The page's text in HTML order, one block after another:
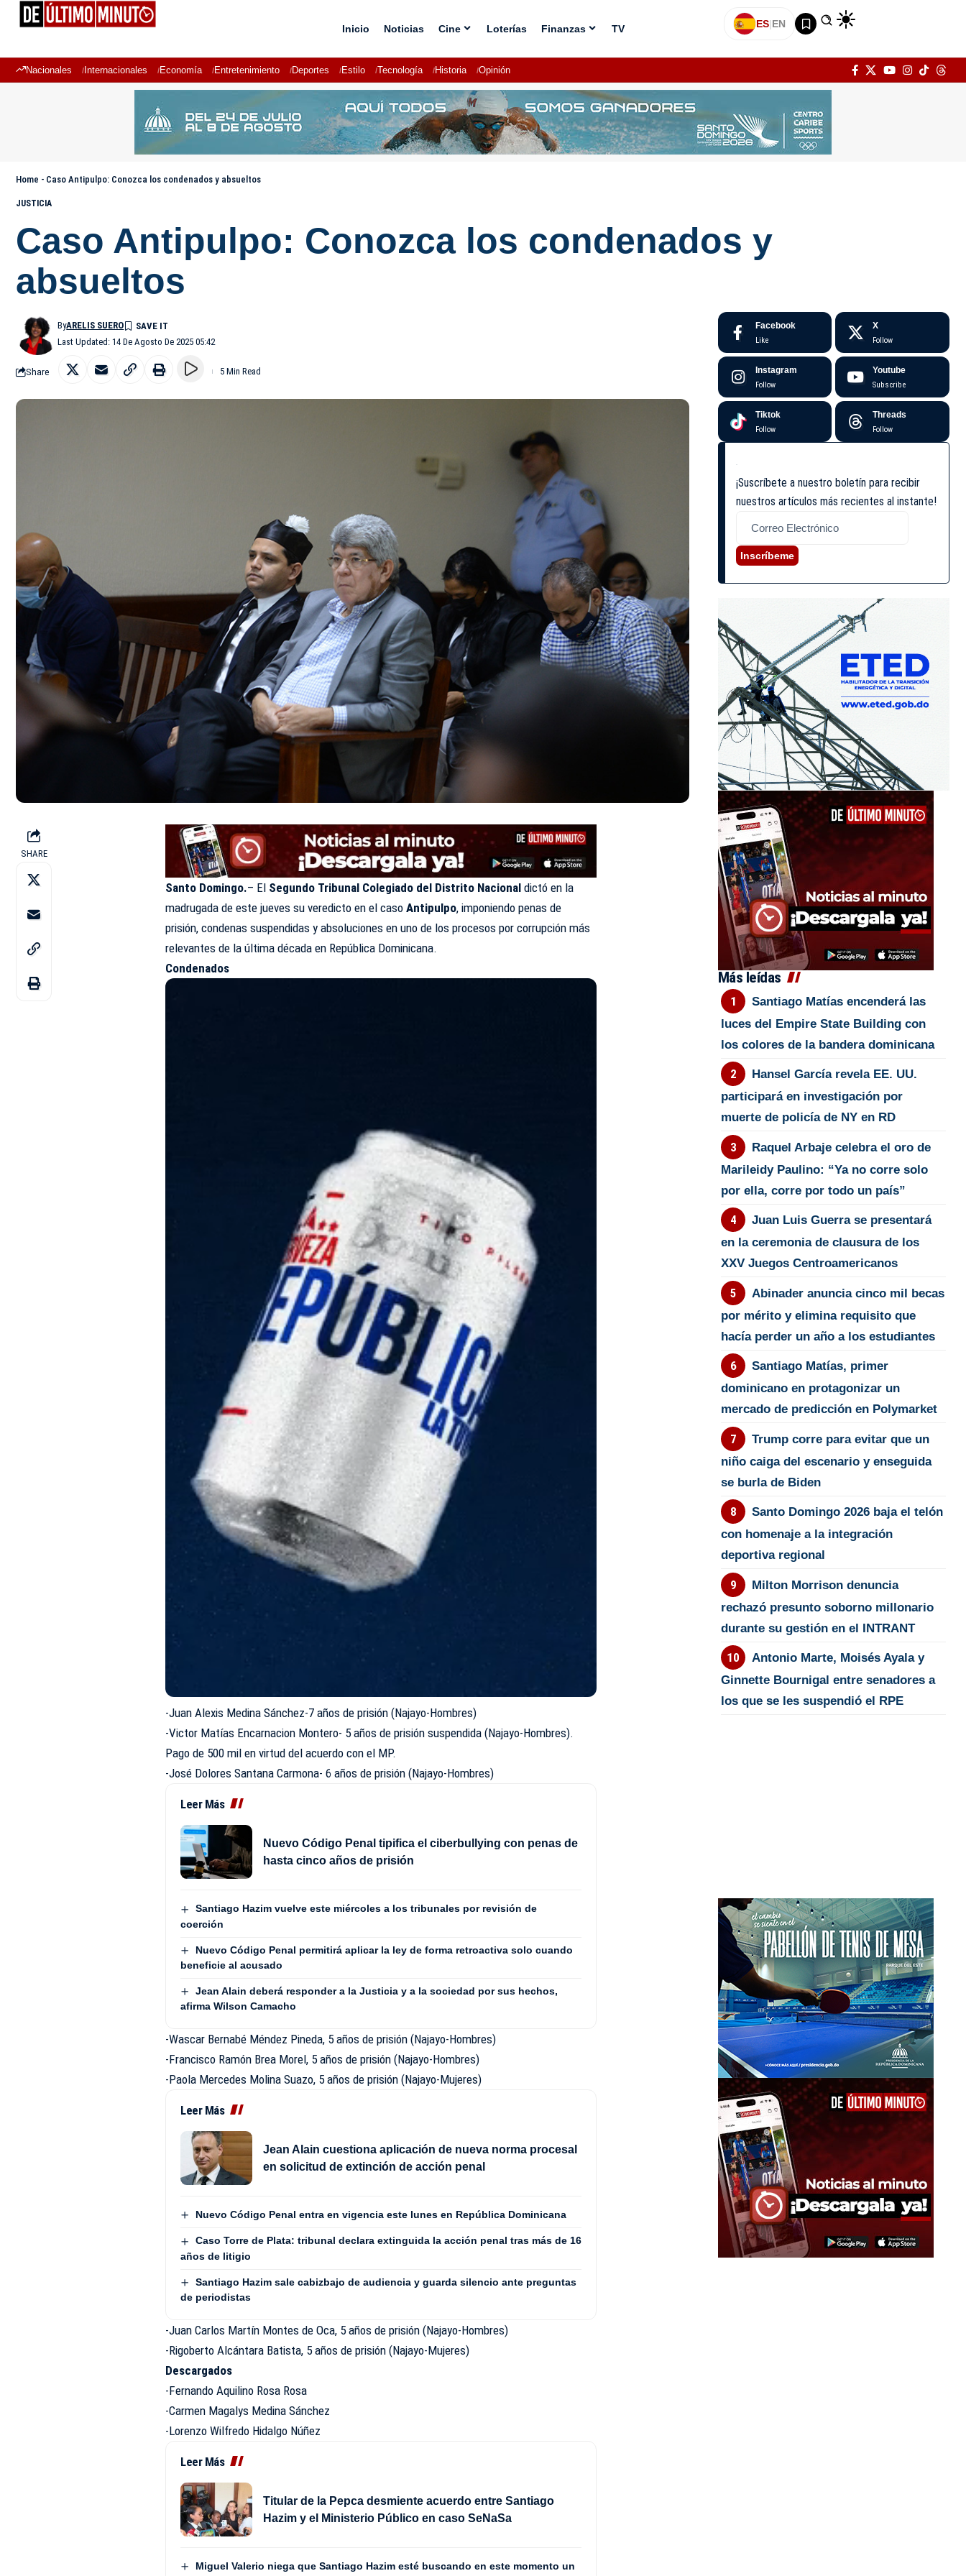
Inicio Noticias Cine Loterías Finanzas TV ES|EN
Nacionales Internacionales Economía Entretenimiento Deportes Estilo Tecnología Historia Opinión
Home - Caso Antipulpo: Conozca los condenados y absueltos
JUSTICIA
Caso Antipulpo: Conozca los condenados y
absueltos
Last Updated: 14 De Agosto De 2025 05:42
ByARELIS SUERO
Share 5 Min Read
SHARE
Santo Domingo.– El Segundo Tribunal Colegiado del Distrito Nacional dictó en la
madrugada de este jueves su veredicto en el casoAntipulpo, imponiendo penas de
prisión, condenas suspendidas y absoluciones en uno de los procesos por corrupción más
relevantes de la última década en República Dominicana.
Condenados
-Juan Alexis Medina Sánchez-7 años de prisión (Najayo-Hombres)
-Victor Matías Encarnacion Montero- 5 años de prisión suspendida (Najayo-Hombres).
Pago de 500 mil en virtud del acuerdo con el MP.
-José Dolores Santana Carmona- 6 años de prisión (Najayo-Hombres)
Leer Más
Nuevo Código Penal tipifica el ciberbullying con penas de
hasta cinco años de prisión
Santiago Hazim vuelve este miércoles a los tribunales por revisión de
coerción
Nuevo Código Penal permitirá aplicar la ley de forma retroactiva solo cuando
beneficie al acusado
Jean Alain deberá responder a la Justicia y a la sociedad por sus hechos,
afirma Wilson Camacho
-Wascar Bernabé Méndez Pineda, 5 años de prisión (Najayo-Hombres)
-Francisco Ramón Brea Morel, 5 años de prisión (Najayo-Hombres)
-Paola Mercedes Molina Suazo, 5 años de prisión (Najayo-Mujeres)
Leer Más
Jean Alain cuestiona aplicación de nueva norma procesal
en solicitud de extinción de acción penal
Nuevo Código Penal entra en vigencia este lunes en República Dominicana
Caso Torre de Plata: tribunal declara extinguida la acción penal tras más de 16
años de litigio
Santiago Hazim sale cabizbajo de audiencia y guarda silencio ante preguntas
de periodistas
-Juan Carlos Martín Montes de Oca, 5 años de prisión (Najayo-Hombres)
-Rigoberto Alcántara Batista, 5 años de prisión (Najayo-Mujeres)
Descargados
-Fernando Aquilino Rosa Rosa
-Carmen Magalys Medina Sánchez
-Lorenzo Wilfredo Hidalgo Núñez
Leer Más
Titular de la Pepca desmiente acuerdo entre Santiago
Hazim y el Ministerio Público en caso SeNaSa
Miguel Valerio niega que Santiago Hazim esté buscando en este momento un
Facebook
Like
X
Follow
Instagram
Follow
Youtube
Subscribe
Tiktok
Follow
Threads
Follow
¡Suscríbete a nuestro boletín para recibir
nuestros artículos más recientes al instante!
Inscríbeme
Más leídas
Santiago Matías encenderá las
luces del Empire State Building con
los colores de la bandera dominicana
Hansel García revela EE. UU.
participará en investigación por
muerte de policía de NY en RD
Raquel Arbaje celebra el oro de
Marileidy Paulino: “Ya no corre solo
por ella, corre por todo un país”
Juan Luis Guerra se presentará
en la ceremonia de clausura de los
XXV Juegos Centroamericanos
Abinader anuncia cinco mil becas
por mérito y elimina requisito que
hacía perder un año a los estudiantes
Santiago Matías, primer
dominicano en protagonizar un
mercado de predicción en Polymarket
Trump corre para evitar que un
niño caiga del escenario y enseguida
se burla de Biden
Santo Domingo 2026 baja el telón
con homenaje a la integración
deportiva regional
Milton Morrison denuncia
rechazó presunto soborno millonario
durante su gestión en el INTRANT
Antonio Marte, Moisés Ayala y
Ginnette Bournigal entre senadores a
los que se les suspendió el RPE